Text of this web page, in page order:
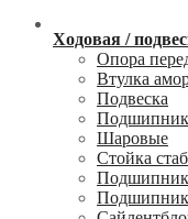
Ходовая /
Опора
Втулка
Подвеска
Шаровые
Стойка
Подшипник
Подшипник